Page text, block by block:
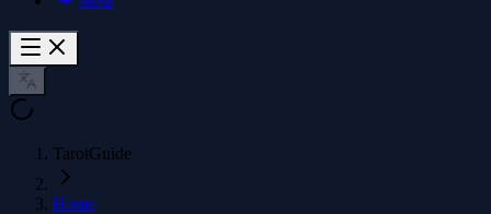
TarotGuide
Home